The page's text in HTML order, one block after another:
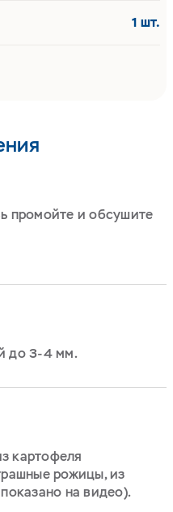
промойте и обсушите
до 3-4 мм.
картофеля
рожицы, из
на видео).
1 шт.